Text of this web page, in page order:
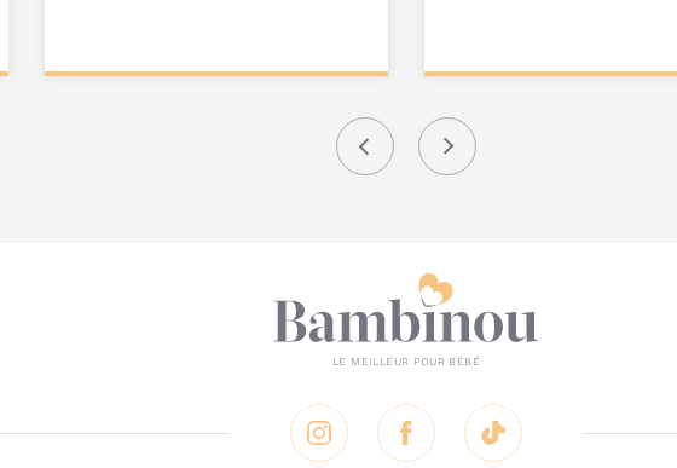
PrécédentSuivant
Instagram Facebook Tik Tok